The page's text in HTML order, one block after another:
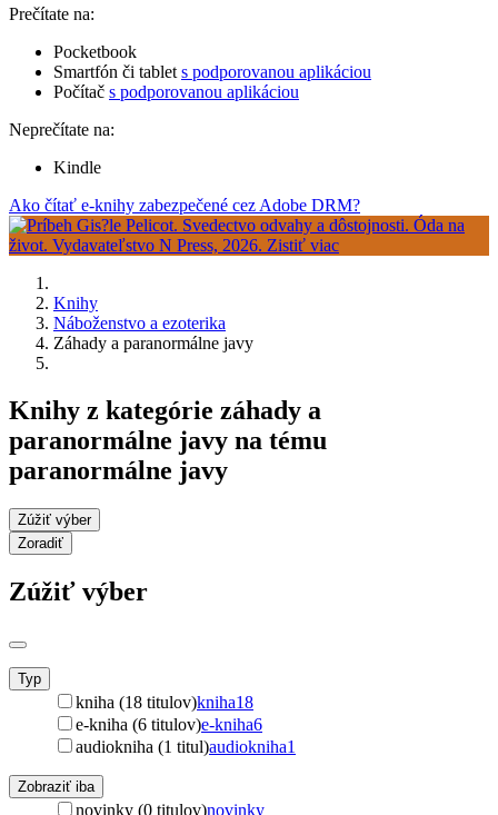
Prečítate na:
Pocketbook
Smartfón či tablet s podporovanou aplikáciou
Počítač s podporovanou aplikáciou
Neprečítate na:
Kindle
Ako čítať e-knihy zabezpečené cez Adobe DRM?
Knihy
Náboženstvo a ezoterika
Záhady a paranormálne javy
Knihy z kategórie záhady a
paranormálne javy na tému
paranormálne javy
Zúžiť výber
Zoradiť
Zúžiť výber
Typ
kniha (18 titulov)kniha18
e-kniha (6 titulov)e-kniha6
audiokniha (1 titul)audiokniha1
Zobraziť iba
novinky (0 titulov)novinky